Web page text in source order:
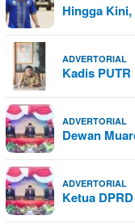
Hingga
ADVERTORIAL
Kadis
ADVERTORIAL
Dewan
ADVERTORIAL
Ketua